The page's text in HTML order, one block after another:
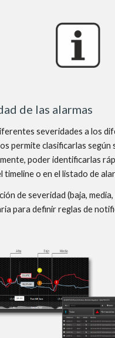
de las alarmas
severidades a los
permite clasificarlas según
poder identificarlas
timeline o en el listado de
de severidad (baja,
para definir reglas de